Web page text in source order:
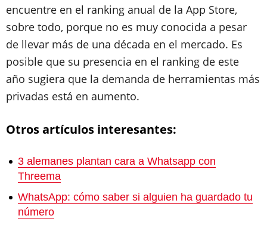
encuentre en el ranking anual de la App Store,
sobre todo, porque no es muy conocida a pesar
de llevar más de una década en el mercado. Es
posible que su presencia en el ranking de este
año sugiera que la demanda de herramientas más
privadas está en aumento.
Otros artículos interesantes:
3 alemanes plantan cara a Whatsapp con
Threema
WhatsApp: cómo saber si alguien ha guardado tu
número